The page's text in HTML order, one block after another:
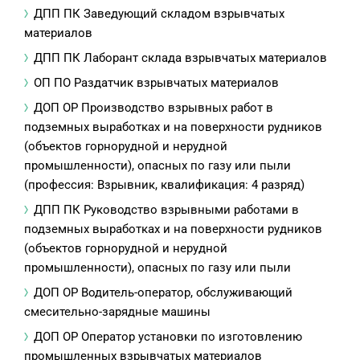
ДПП ПК Заведующий складом взрывчатых
материалов
ДПП ПК Лаборант склада взрывчатых материалов
ОП ПО Раздатчик взрывчатых материалов
ДОП ОР Производство взрывных работ в
подземных выработках и на поверхности рудников
(объектов горнорудной и нерудной
промышленности), опасных по газу или пыли
(профессия: Взрывник, квалификация: 4 разряд)
ДПП ПК Руководство взрывными работами в
подземных выработках и на поверхности рудников
(объектов горнорудной и нерудной
промышленности), опасных по газу или пыли
ДОП ОР Водитель-оператор, обслуживающий
смесительно-зарядные машины
ДОП ОР Оператор установки по изготовлению
промышленных взрывчатых материалов